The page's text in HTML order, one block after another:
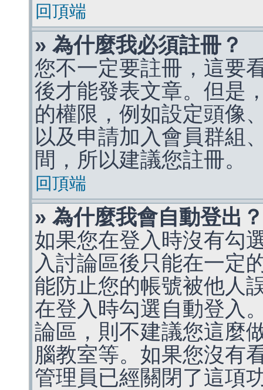
回頂端
» 為什麼我必須註冊？
您不一定要註冊，這要
後才能發表文章。但是
的權限，例如設定頭像
以及申請加入會員群組
間，所以建議您註冊。
回頂端
» 為什麼我會自動登出？
如果您在登入時沒有勾
入討論區後只能在一定
能防止您的帳號被他人
在登入時勾選自動登入
論區，則不建議您這麼
腦教室等。如果您沒有
管理員已經關閉了這項